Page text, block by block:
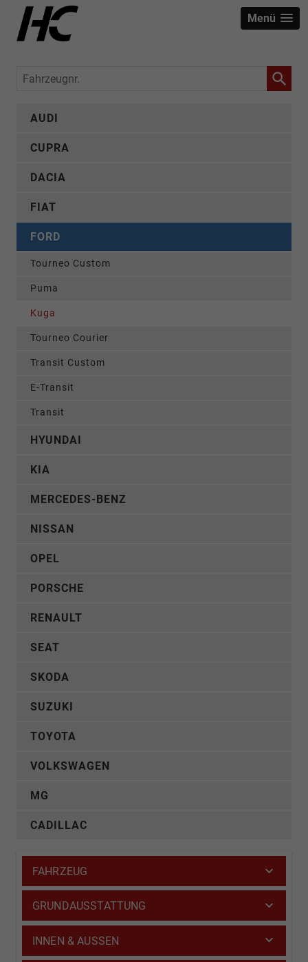
Menü
Fahrzeugnr.
AUDI
CUPRA
DACIA
FIAT
FORD
Tourneo Custom
Puma
Kuga
Tourneo Courier
Transit Custom
E-Transit
Transit
HYUNDAI
KIA
MERCEDES-BENZ
NISSAN
OPEL
PORSCHE
RENAULT
SEAT
SKODA
SUZUKI
TOYOTA
VOLKSWAGEN
MG
CADILLAC
FAHRZEUG
GRUNDAUSSTATTUNG
INNEN & AUSSEN